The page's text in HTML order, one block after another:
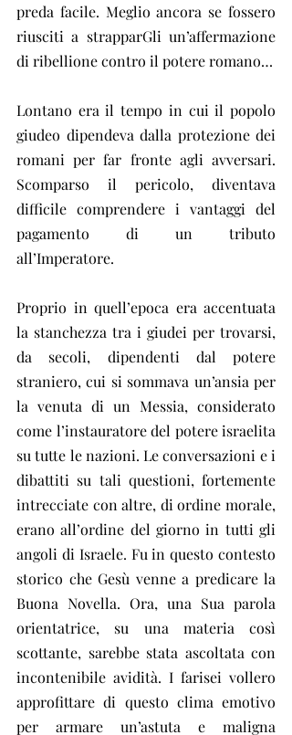
preda facile. Meglio ancora se fossero
riusciti a strapparGli un’affermazione
di ribellione contro il potere romano…
Lontano era il tempo in cui il popolo
giudeo dipendeva dalla protezione dei
romani per far fronte agli avversari.
Scomparso il pericolo, diventava
difficile comprendere i vantaggi del
pagamento di un tributo
all’Imperatore.
Proprio in quell’epoca era accentuata
la stanchezza tra i giudei per trovarsi,
da secoli, dipendenti dal potere
straniero, cui si sommava un’ansia per
la venuta di un Messia, considerato
come l’instauratore del potere israelita
su tutte le nazioni. Le conversazioni e i
dibattiti su tali questioni, fortemente
intrecciate con altre, di ordine morale,
erano all’ordine del giorno in tutti gli
angoli di Israele. Fu in questo contesto
storico che Gesù venne a predicare la
Buona Novella. Ora, una Sua parola
orientatrice, su una materia così
scottante, sarebbe stata ascoltata con
incontenibile avidità. I farisei vollero
approfittare di questo clima emotivo
per armare un’astuta e maligna